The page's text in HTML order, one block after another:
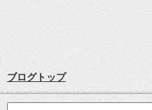
ブログトップ